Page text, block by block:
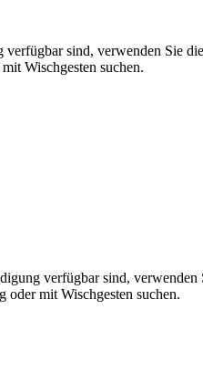
sind, verwenden Sie
Wischgesten suchen.
verfügbar sind,
mit Wischgesten suchen.